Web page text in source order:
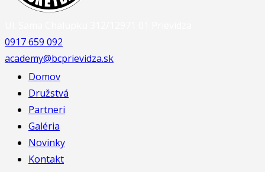
0917 659 092
academy@bcprievidza.sk
Domov
Družstvá
Partneri
Galéria
Novinky
Kontakt